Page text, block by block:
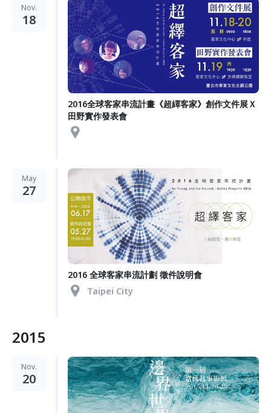
Nov.
18
2016全球客家串流計畫《超繹客家》創作文件展Ｘ
田野實作發表會
May
27
2016 全球客家串流計劃 徵件說明會
Taipei City
2015
Nov.
20